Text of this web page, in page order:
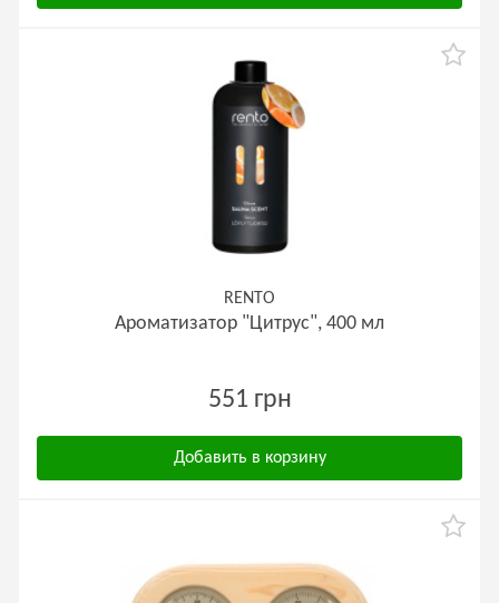
RENTO
Ароматизатор "Цитрус", 400 мл
551 грн
Добавить в корзину